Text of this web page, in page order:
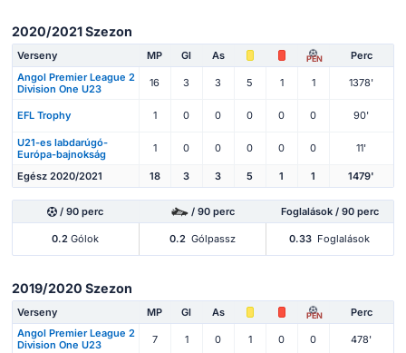
2020/2021 Szezon
Verseny MP Gl As PEN
Perc
Angol Premier League 2
Division One U23
16 3 3 5 1 1 1378'
EFL Trophy 1 0 0 0 0 0 90'
U21-es labdarúgó-
Európa-bajnokság
1 0 0 0 0 0 11'
Egész 2020/2021 18 3 3 5 1 1 1479'
/ 90 perc / 90 perc Foglalások / 90 perc
0.2 Gólok 0.2 Gólpassz 0.33 Foglalások
2019/2020 Szezon
Verseny MP Gl As PEN
Perc
Angol Premier League 2
Division One U23
7 1 0 1 0 0 478'